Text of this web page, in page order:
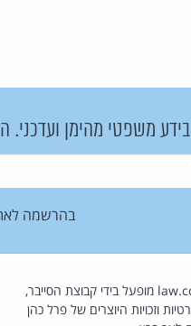
משפטי מהימן
בהרשמה
law.co.il מופעל בידי קבוצת הסייבר,
וזכויות היוצרים של פרל כהן